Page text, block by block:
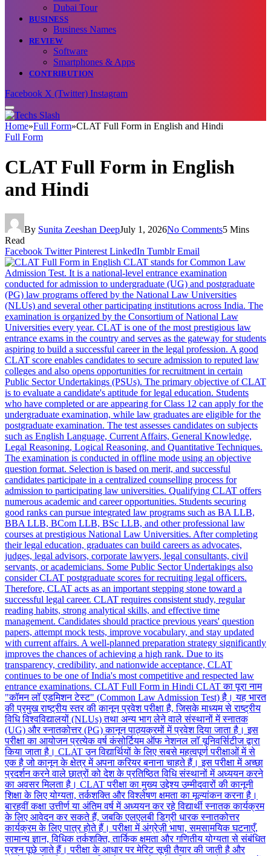
Dubai Tour
BUSINESS
Business Names
REVIEW
Software
Smartphones & Apps
CONTRIBUTION
Facebook X (Twitter) Instagram
Home»Full Form»CLAT Full Form in English and Hindi
Full Form
CLAT Full Form in English
and Hindi
By Sunita Zeeshan DeepJuly 1, 2026No Comments5 Mins
Read
Facebook Twitter Pinterest LinkedIn Tumblr Email